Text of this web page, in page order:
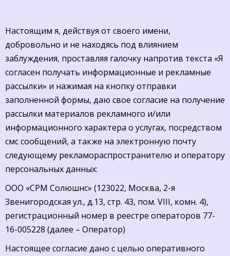
Настоящим я, действуя от своего имени,
добровольно и не находясь под влиянием
заблуждения, проставляя галочку напротив текста «Я
согласен получать информационные и рекламные
рассылки» и нажимая на кнопку отправки
заполненной формы, даю свое согласие на получение
рассылки материалов рекламного и/или
информационного характера о услугах, посредством
смс сообщений, а также на электронную почту
следующему рекламораспространителю и оператору
персональных данных:
ООО «СРМ Солюшнс» (123022, Москва, 2-я
Звенигородская ул., д.13, стр. 43, пом. VIII, комн. 4),
регистрационный номер в реестре операторов 77-
16-005228 (далее – Оператор)
Настоящее согласие дано с целью оперативного